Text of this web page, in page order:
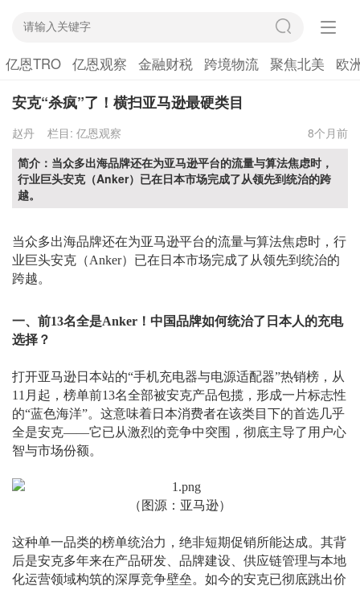
亿恩TRO 亿恩观察 金融财税 跨境物流 聚焦北美 欧
安克“杀疯”了！横扫亚马逊最硬类目
赵丹 栏目: 亿恩观察
8个月前
简介：当众多出海品牌还在为亚马逊平台的流量与算法焦虑时，
行业巨头安克（Anker）已在日本市场完成了从领先到统治的跨
越。
当众多出海品牌还在为亚马逊平台的流量与算法焦虑时，行
业巨头安克（Anker）已在日本市场完成了从领先到统治的
跨越。
一、前13名全是Anker！中国品牌如何统治了日本人的充电
选择？
打开亚马逊日本站的“手机充电器与电源适配器”热销榜，从
11月起，榜单前13名全部被安克产品包揽，形成一片标志性
的“蓝色海洋”。这意味着日本消费者在该类目下的首选几乎
全是安克——它已从激烈的竞争中突围，彻底主导了用户心
智与市场份额。
（图源：亚马逊）
这种单一品类的榜单统治力，绝非短期促销所能达成。其背
后是安克多年来在产品研发、品牌建设、供应链管理与本地
化运营领域构筑的深厚竞争壁垒。如今的安克已彻底跳出价